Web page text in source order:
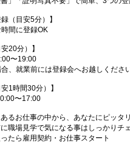
（目安5分）】
間に登録OK
20分）】
〜19:00
、就業前には登録会へお越しくださ
1時間30分）】
〜17:00
るお仕事の中から、あなたにピッタ
職場見学で気になる事はしっかりチ
たら雇用契約・お仕事スタート